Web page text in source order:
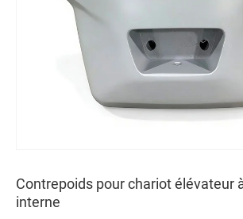
Contrepoids pour chariot élévateur
interne